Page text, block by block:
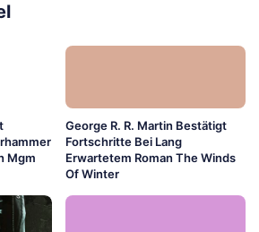
Mgm
George R. R. Martin Bestätigt
Fortschritte Bei Lang
Erwartetem Roman The Winds
Of Winter